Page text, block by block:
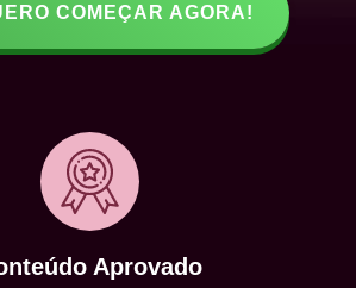
COMEÇAR AGORA!
Aprovado